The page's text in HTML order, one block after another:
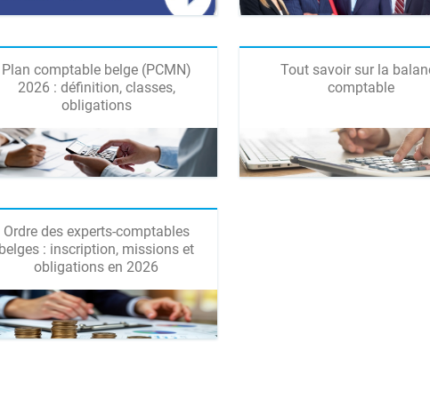
Plan comptable belge (PCMN)
2026 : définition, classes,
obligations
Tout savoir sur la
comptable
Ordre des experts-comptables
belges : inscription, missions et
obligations en 2026